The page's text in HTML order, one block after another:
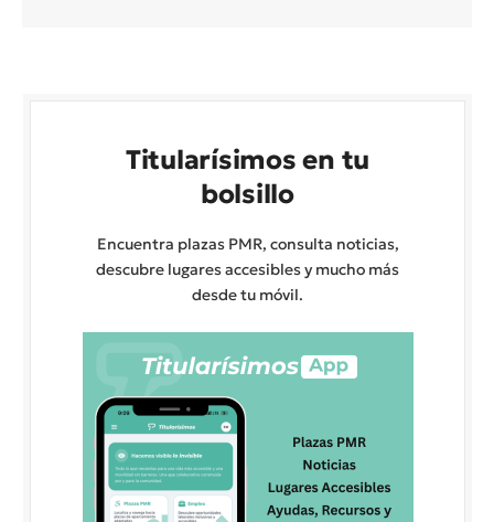
Titularísimos en tu
bolsillo
Encuentra plazas PMR, consulta noticias,
descubre lugares accesibles y mucho más
desde tu móvil.